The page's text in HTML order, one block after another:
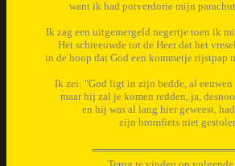
want ik had potverdorie mijn
Ik zag een uitgemergeld negertje toen ik
Het schreeuwde tot de Heer dat het
in de hoop dat God een kommetje rijstpap
Ik zei: "God ligt in zijn bedde, al eeuwen
maar hij zal je komen redden, ja,
en hij was al lang hier geweest,
zijn bromfiets niet